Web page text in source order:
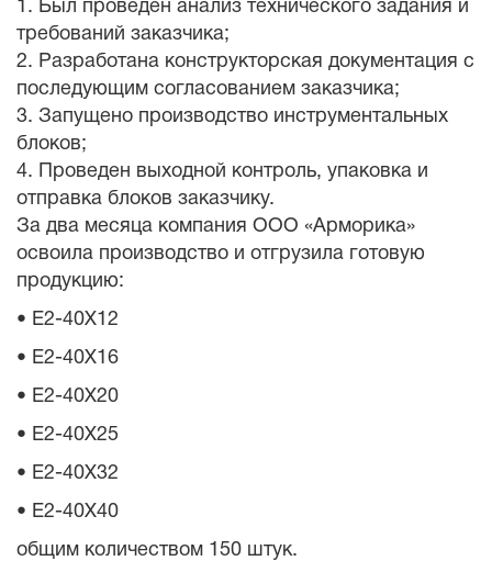
1. Был проведен анализ технического задания и
требований заказчика;
2. Разработана конструкторская документация с
последующим согласованием заказчика;
3. Запущено производство инструментальных
блоков;
4. Проведен выходной контроль, упаковка и
отправка блоков заказчику.
За два месяца компания ООО «Арморика»
освоила производство и отгрузила готовую
продукцию:
• E2-40X12
• E2-40X16
• E2-40X20
• E2-40X25
• E2-40X32
• E2-40X40
общим количеством 150 штук.